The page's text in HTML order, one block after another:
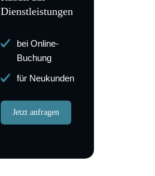
Dienstleistungen
bei Online-
Buchung
für Neukunden
Jetzt anfragen